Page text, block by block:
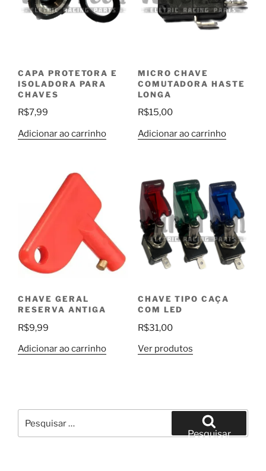
CAPA PROTETORA E
ISOLADORA PARA
CHAVES
R$7,99
Adicionar ao carrinho
MICRO CHAVE
COMUTADORA HASTE
LONGA
R$15,00
Adicionar ao carrinho
CHAVE GERAL
RESERVA ANTIGA
R$9,99
Adicionar ao carrinho
CHAVE TIPO CAÇA
COM LED
R$31,00
Ver produtos
por:
Pesquisar